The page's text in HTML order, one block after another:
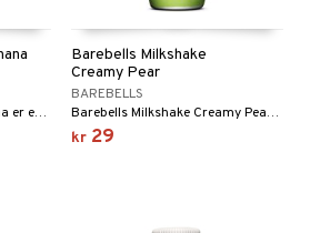
Barebells Milkshake Banana er en drikkeklar proteinmilkshake med smak av banan.
Barebells Milkshake
Creamy Pear
BAREBELLS
Barebells Milkshake Creamy Pear er en drikkeklar proteinmilkshake med smak av pære.
kr 29